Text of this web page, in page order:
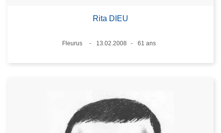
Rita DIEU
Lieux
Fleurus
13.02.2008
61 ans